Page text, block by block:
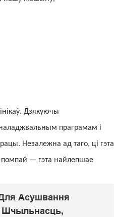
Дзякуючы
праграмам і
Незалежна ад таго, ці гэта
помпай — гэта найлепшае
Асушвання
Шчыльнасць,